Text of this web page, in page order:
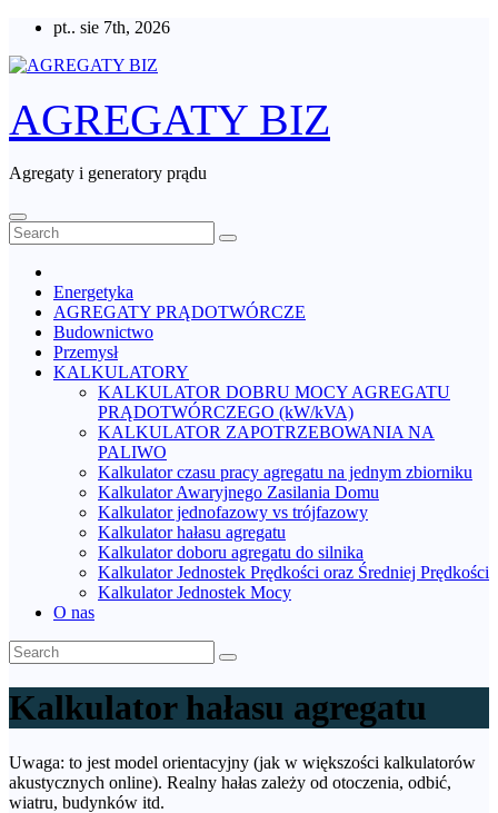
Skip
content
pt.. sie 7th, 2026
AGREGATY BIZ
Agregaty i generatory prądu
Energetyka
AGREGATY PRĄDOTWÓRCZE
Budownictwo
Przemysł
KALKULATORY
KALKULATOR DOBRU MOCY AGREGATU
PRĄDOTWÓRCZEGO (kW/kVA)
KALKULATOR ZAPOTRZEBOWANIA NA
PALIWO
Kalkulator czasu pracy agregatu na jednym zbiorniku
Kalkulator Awaryjnego Zasilania Domu
Kalkulator jednofazowy vs trójfazowy
Kalkulator hałasu agregatu
Kalkulator doboru agregatu do silnika
Kalkulator Jednostek Prędkości oraz Średniej Prędkości
Kalkulator Jednostek Mocy
O nas
Kalkulator hałasu agregatu
Uwaga: to jest model orientacyjny (jak w większości kalkulatorów
akustycznych online). Realny hałas zależy od otoczenia, odbić,
wiatru, budynków itd.